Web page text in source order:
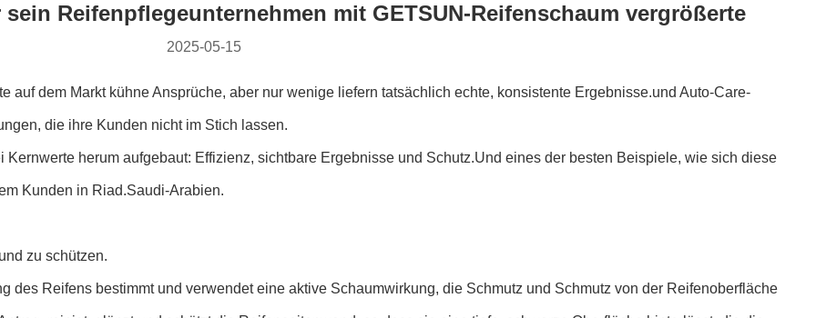
Reifenpflegeunternehmen mit GETSUN-Reifenschaum vergrößerte
2025-05-15
auf dem Markt kühne Ansprüche, aber nur wenige liefern tatsächlich echte, konsistente Ergebnisse.und Auto-Care-
die ihre Kunden nicht im Stich lassen.
herum aufgebaut: Effizienz, sichtbare Ergebnisse und Schutz.Und eines der besten Beispiele, wie sich diese
Kunden in Riad.Saudi-Arabien.
zu schützen.
des Reifens bestimmt und verwendet eine aktive Schaumwirkung, die Schmutz und Schmutz von der Reifenoberfläche